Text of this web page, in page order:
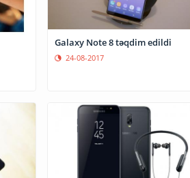
Galaxy Note 8 təqdim edildi
24-08-2017